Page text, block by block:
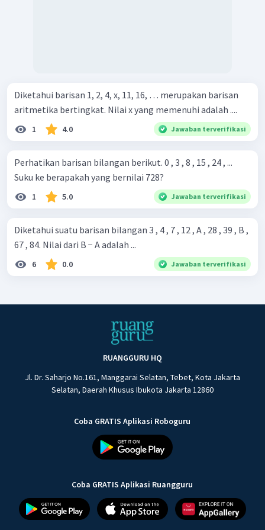
Diketahui barisan 1, 2, 4, x, 11, 16, … merupakan barisan
aritmetika bertingkat. Nilai x yang memenuhi adalah ....
1 4.0 Jawaban terverifikasi
Perhatikan barisan bilangan berikut. 0 , 3 , 8 , 15 , 24 , ...
Suku ke berapakah yang bernilai 728?
1 5.0 Jawaban terverifikasi
Diketahui suatu barisan bilangan 3 , 4 , 7 , 12 , A , 28 , 39 , B ,
67 , 84. Nilai dari B − A adalah ...
6 0.0 Jawaban terverifikasi
RUANGGURU HQ
Jl. Dr. Saharjo No.161, Manggarai Selatan, Tebet, Kota Jakarta
Selatan, Daerah Khusus Ibukota Jakarta 12860
Coba GRATIS Aplikasi Roboguru
Coba GRATIS Aplikasi Ruangguru